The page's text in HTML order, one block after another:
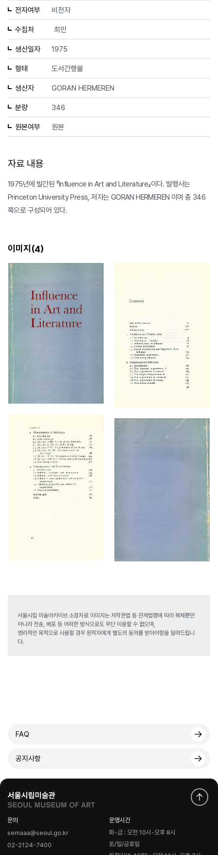
전자여부 비전자
수집처 최민
생산일자 1975
형태 도서간행물
생산자 GORAN HERMEREN
분량 346
원본여부 원본
자료 내용
1975년에 발간된 『Influence in Art and Literature』이다. 발행사는
Princeton University Press, 저자는 GORAN HERMEREN 이며 총 346
쪽으로 구성되어 있다.
이미지(4)
서울시립 미술아카이브 소장자료 이미지는 저작권법 등 관계법령에 따라 복제뿐만
아니라 전송, 배포 등 어떠한 방식으로도 무단 이용할 수 없으며,
영리적인 목적으로 사용할 경우 원작자에게 별도의 동의를 받아야함을 알려드립니
다.
FAQ
공지사항
문의
semaaa@seoul.go.kr
02-2124-7400
운영시간
화-금 : 오전 10시-오후 8시
토/일/공휴일